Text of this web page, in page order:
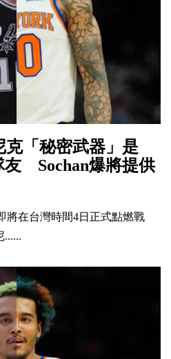
「秘密武器」是
友 Sochan爆將提供
將在台灣時間4日正式點燃戰
......